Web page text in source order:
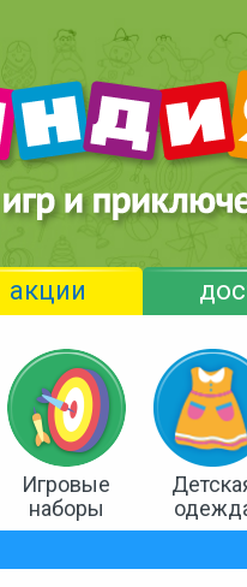
акции
Игровые
наборы